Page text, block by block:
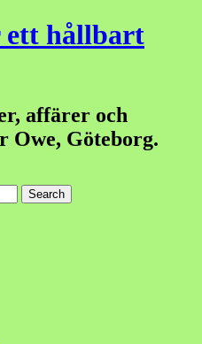
hållbart
affärer och
Owe, Göteborg.